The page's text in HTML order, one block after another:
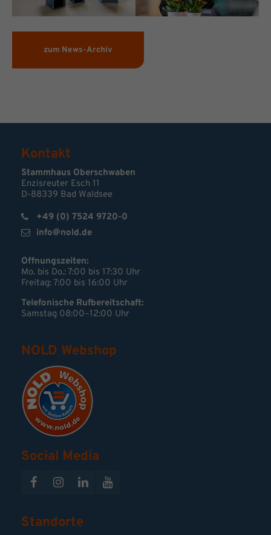
zum News-Archiv
Kontakt
Stammhaus Oberschwaben
Enzisreuter Esch 11
D-88339 Bad Waldsee
+49 (0) 7524 9720-0
info@nold.de
Öffnungszeiten:
Mo. bis Do.: 7:00 bis 17:30 Uhr
Freitag: 7:00 bis 16:00 Uhr
Telefonische Rufbereitschaft:
Samstag 08:00–12:00 Uhr
NOLD Webshop
Social Media
Standorte